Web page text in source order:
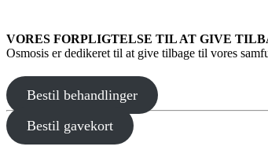
VORES FORPLIGTELSE TIL AT GIVE
Osmosis er dedikeret til at give tilbage til vores
Bestil behandlinger
Bestil gavekort